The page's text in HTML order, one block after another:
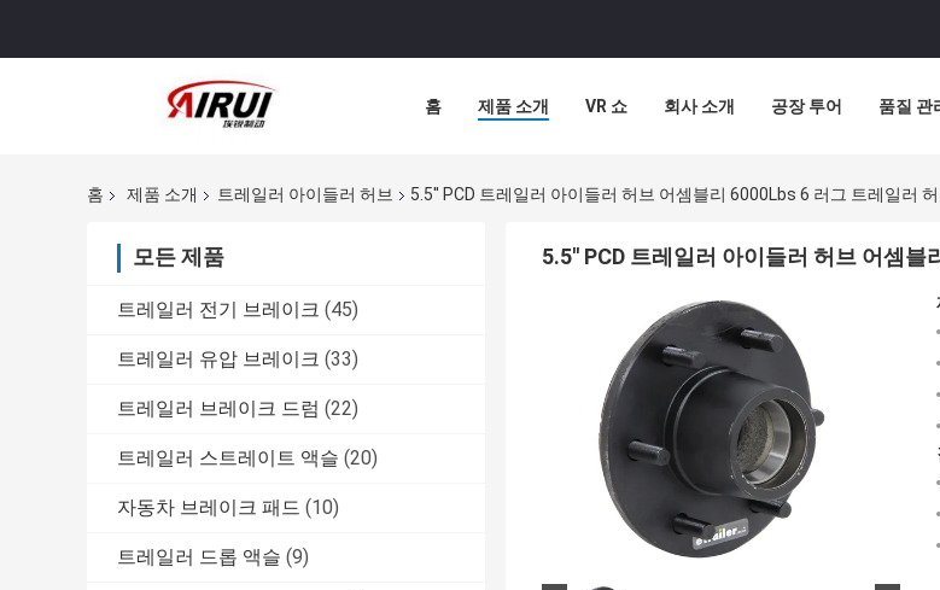
홈 제품 소개 VR 쇼 회사 소개 공장 투어 품질 관
홈 제품 소개 트레일러 아이들러 허브 5.5'' PCD 트레일러 아이들러 허브 어셈블리 6000Lbs 6 러그 트레일러
모든 제품
트레일러 전기 브레이크 (45)
트레일러 유압 브레이크 (33)
트레일러 브레이크 드럼 (22)
트레일러 스트레이트 액슬 (20)
자동차 브레이크 패드 (10)
트레일러 드롭 액슬 (9)
5.5'' PCD 트레일러 아이들러 허브 어셈